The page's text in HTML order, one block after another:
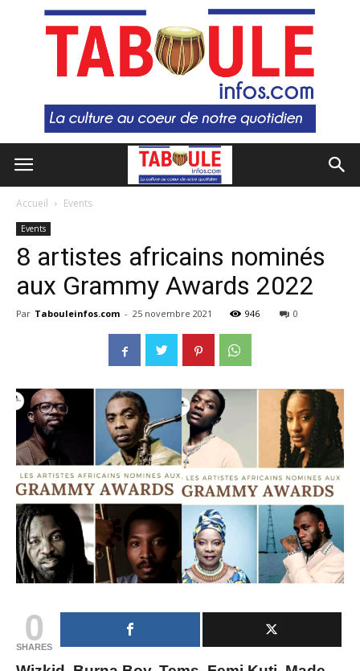
Accueil Events
Events
8 artistes africains nominés
aux Grammy Awards 2022
Par Tabouleinfos.com - 25 novembre 2021 946 0
0
SHARES